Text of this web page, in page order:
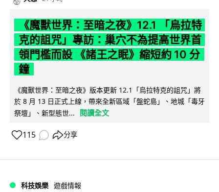
《魔獸世界：至暗之夜》12.1 「烏拉特
克的詛咒」專訪：巢穴不為提高世界首
領門檻而設 《諸王之眠》縮短約 10 分
鐘
《魔獸世界：至暗之夜》版本更新 12.1「烏拉特克的詛咒」將
於 8 月 13 日正式上線，帶來全新區域「盤蛇島」、地城「毒牙
祭壇」、新型態世...
閱讀全文
115 分享
科技娛樂 遊戲情報